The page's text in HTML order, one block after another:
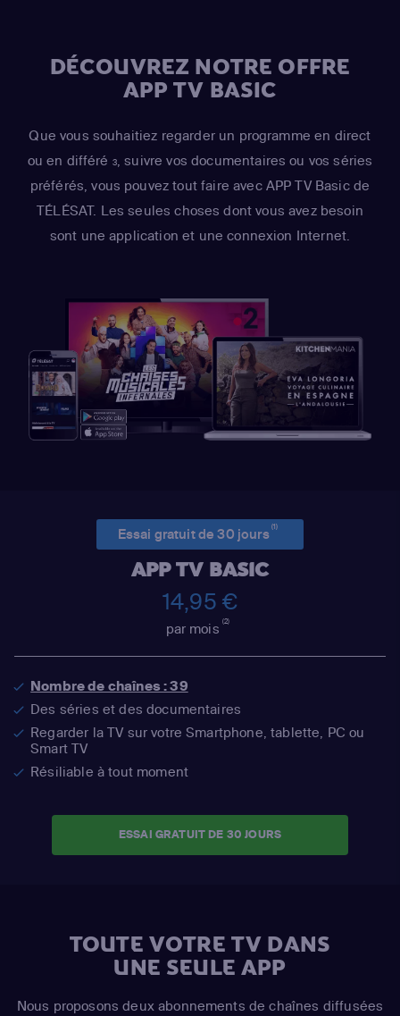
DÉCOUVREZ NOTRE OFFRE
APP TV BASIC
Que vous souhaitiez regarder un programme en direct
ou en différé 3, suivre vos documentaires ou vos séries
préférés, vous pouvez tout faire avec APP TV Basic de
TÉLÉSAT. Les seules choses dont vous avez besoin
sont une application et une connexion Internet.
Essai gratuit de 30 jours(1)
APP TV BASIC
14,95 €
par mois(2)
Nombre de chaînes : 39
Des séries et des documentaires
Regarder la TV sur votre Smartphone, tablette, PC ou
Smart TV
Résiliable à tout moment
ESSAI GRATUIT DE 30 JOURS
TOUTE VOTRE TV DANS
UNE SEULE APP
Nous proposons deux abonnements de chaînes diffusées